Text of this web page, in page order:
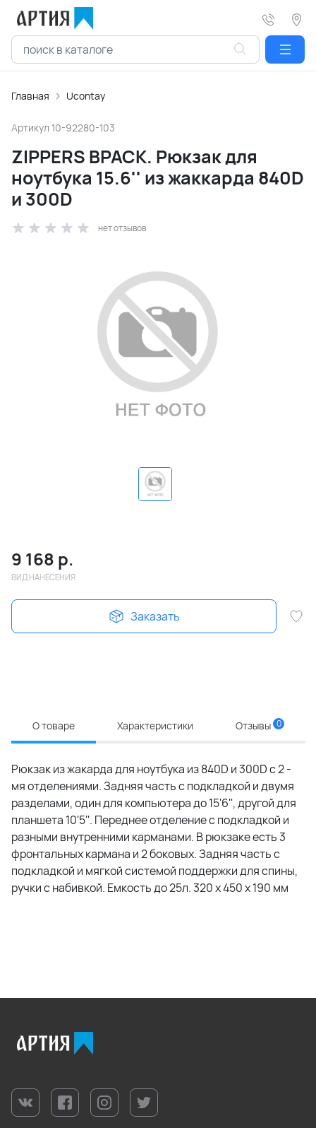
Главная Ucontay
Артикул 10-92280-103
ZIPPERS BPACK. Рюкзак для
ноутбука 15.6'' из жаккарда 840D
и 300D
нет отзывов
9 168 р.
ВИД НАНЕСЕНИЯ
Заказать
О товаре Характеристики Отзывы 0
Рюкзак из жакарда для ноутбука из 840D и 300D с 2 -
мя отделениями. Задняя часть с подкладкой и двумя
разделами, один для компьютера до 15'6'', другой для
планшета 10'5''. Переднее отделение с подкладкой и
разными внутренними карманами. В рюкзаке есть 3
фронтальных кармана и 2 боковых. Задняя часть с
подкладкой и мягкой системой поддержки для спины,
ручки с набивкой. Емкость до 25л. 320 x 450 x 190 мм